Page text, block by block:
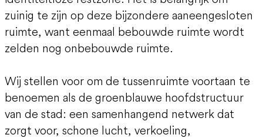
zuinig te zijn op deze bijzondere aaneengesloten
ruimte, want eenmaal bebouwde ruimte wordt
zelden nog onbebouwde ruimte.
Wij stellen voor om de tussenruimte voortaan te
benoemen als de groenblauwe hoofdstructuur
van de stad: een samenhangend netwerk dat
zorgt voor, schone lucht, verkoeling,